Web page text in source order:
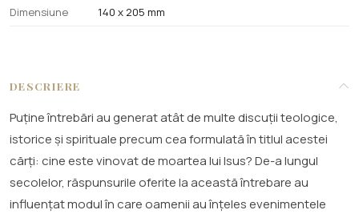
Dimensiune
140 x 205 mm
DESCRIERE
Puține întrebări au generat atât de multe discuții teologice,
istorice și spirituale precum cea formulată în titlul acestei
cărți: cine este vinovat de moartea lui Isus? De-a lungul
secolelor, răspunsurile oferite la această întrebare au
influențat modul în care oamenii au înțeles evenimentele